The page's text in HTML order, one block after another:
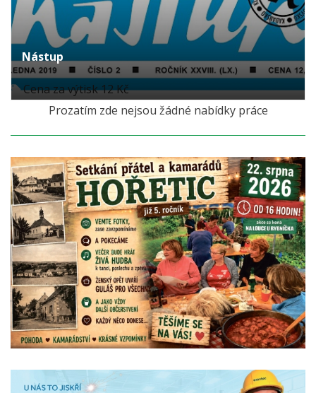
Nástup
Cena za výtisk 12 Kč
Prozatím zde nejsou žádné nabídky práce